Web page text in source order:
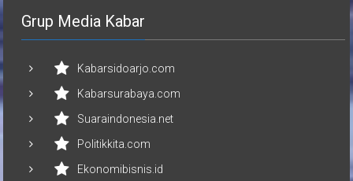
Grup Media Kabar
Kabarsidoarjo.com
Kabarsurabaya.com
Suaraindonesia.net
Politikkita.com
Ekonomibisnis.id